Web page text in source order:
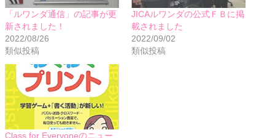
「ルワンダ通信」の記事が更
新されました！
2022/08/26
類似投稿
JICAルワンダの公式ＦＢに掲
載されました
2022/09/02
類似投稿
Class for Everyoneのニュー